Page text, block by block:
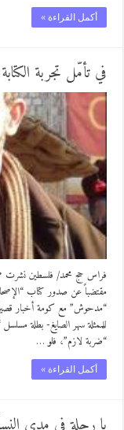
أكمل القراءة »
في تأمّل تجربة
مقتضباً عن صدور كتاب
“مدحوش” مع كومة أخبار
للممثلة سهر الصايغ- بطلة
“ضربة لازم”، فلو …
أكمل القراءة »